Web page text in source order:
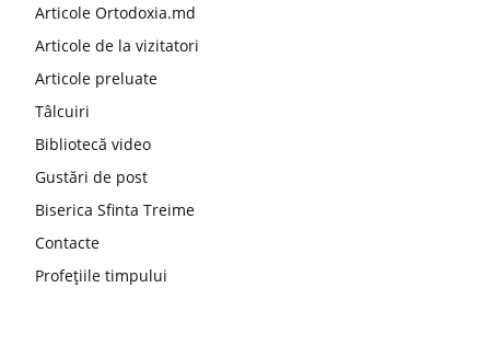
Articole Ortodoxia.md
Articole de la vizitatori
Articole preluate
Tâlcuiri
Bibliotecă video
Gustări de post
Biserica Sfinta Treime
Contacte
Profețiile timpului